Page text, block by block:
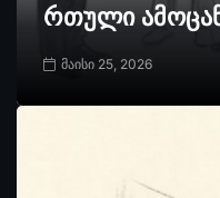
რთული
მაისი 25, 2026